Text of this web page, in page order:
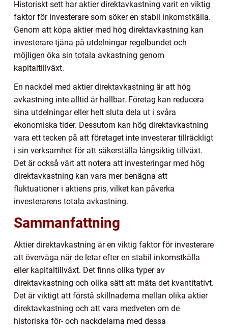
Historiskt sett har aktier direktavkastning varit en viktig
faktor för investerare som söker en stabil inkomstkälla.
Genom att köpa aktier med hög direktavkastning kan
investerare tjäna på utdelningar regelbundet och
möjligen öka sin totala avkastning genom
kapitaltillväxt.
En nackdel med aktier direktavkastning är att hög
avkastning inte alltid är hållbar. Företag kan reducera
sina utdelningar eller helt sluta dela ut i svåra
ekonomiska tider. Dessutom kan hög direktavkastning
vara ett tecken på att företaget inte investerar tillräckligt
i sin verksamhet för att säkerställa långsiktig tillväxt.
Det är också värt att notera att investeringar med hög
direktavkastning kan vara mer benägna att
fluktuationer i aktiens pris, vilket kan påverka
investerarens totala avkastning.
Sammanfattning
Aktier direktavkastning är en viktig faktor för investerare
att överväga när de letar efter en stabil inkomstkälla
eller kapitaltillväxt. Det finns olika typer av
direktavkastning och olika sätt att mäta det kvantitativt.
Det är viktigt att förstå skillnaderna mellan olika aktier
direktavkastning och att vara medveten om de
historiska för- och nackdelarna med dessa